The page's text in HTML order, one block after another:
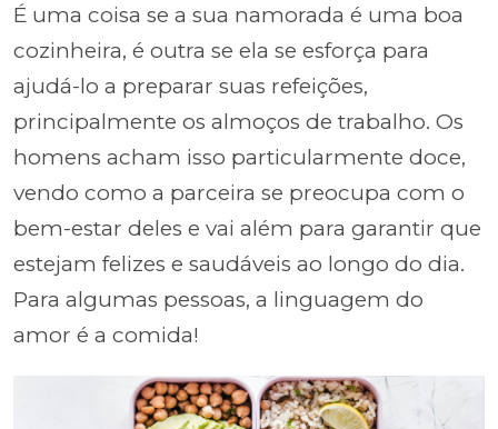
É uma coisa se a sua namorada é uma boa
cozinheira, é outra se ela se esforça para
ajudá-lo a preparar suas refeições,
principalmente os almoços de trabalho. Os
homens acham isso particularmente doce,
vendo como a parceira se preocupa com o
bem-estar deles e vai além para garantir que
estejam felizes e saudáveis ao longo do dia.
Para algumas pessoas, a linguagem do
amor é a comida!